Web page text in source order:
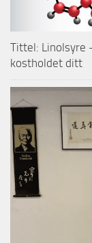
Tittel: Linolsyre
kostholdet ditt